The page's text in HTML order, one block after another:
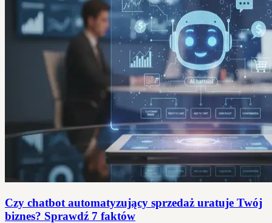
Czy chatbot automatyzujący sprzedaż uratuje Twój
biznes? Sprawdź 7 faktów